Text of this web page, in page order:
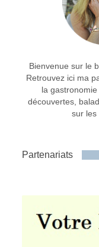
Bienvenue sur le
Retrouvez ici ma
la
découvertes,
sur les
Partenariats